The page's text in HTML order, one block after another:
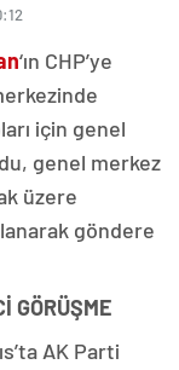
‘ın CHP’ye
için genel
genel merkez
üzere
göndere
GÖRÜŞME
AK Parti